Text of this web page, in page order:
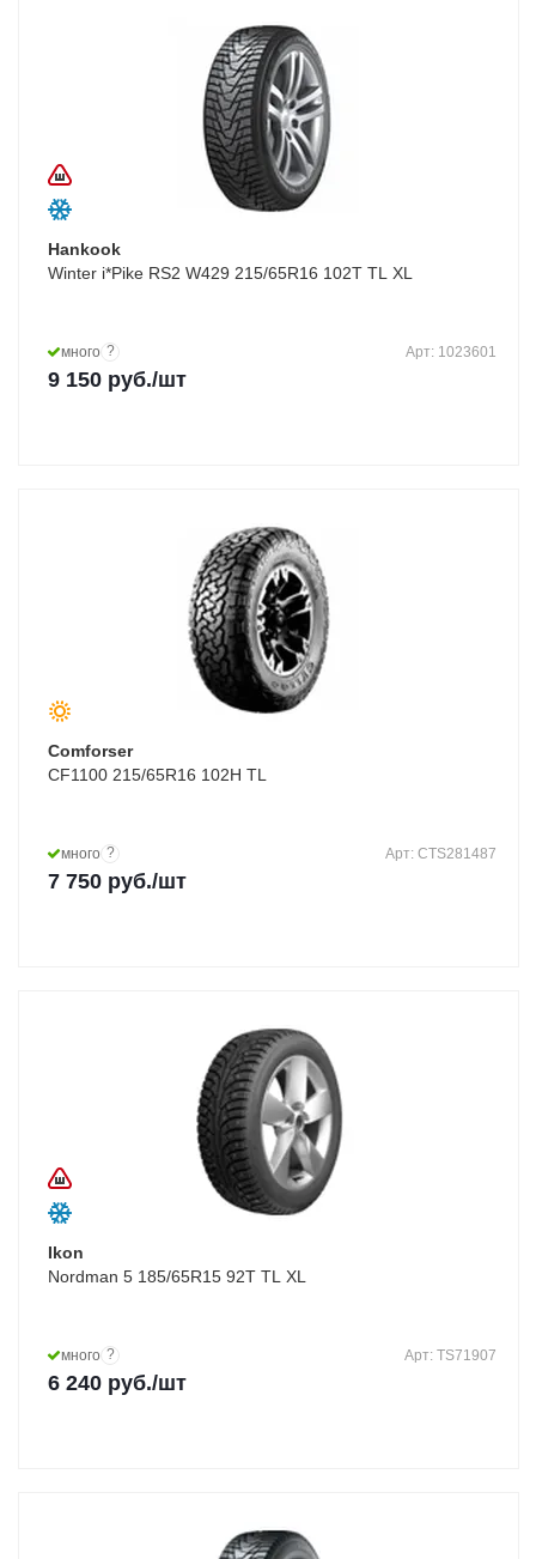
Hankook
Winter i*Pike RS2 W429 215/65R16 102T TL XL
много ? Арт: 1023601
9 150 руб./шт
Comforser
CF1100 215/65R16 102H TL
много ? Арт: CTS281487
7 750 руб./шт
Ikon
Nordman 5 185/65R15 92T TL XL
много ? Арт: TS71907
6 240 руб./шт